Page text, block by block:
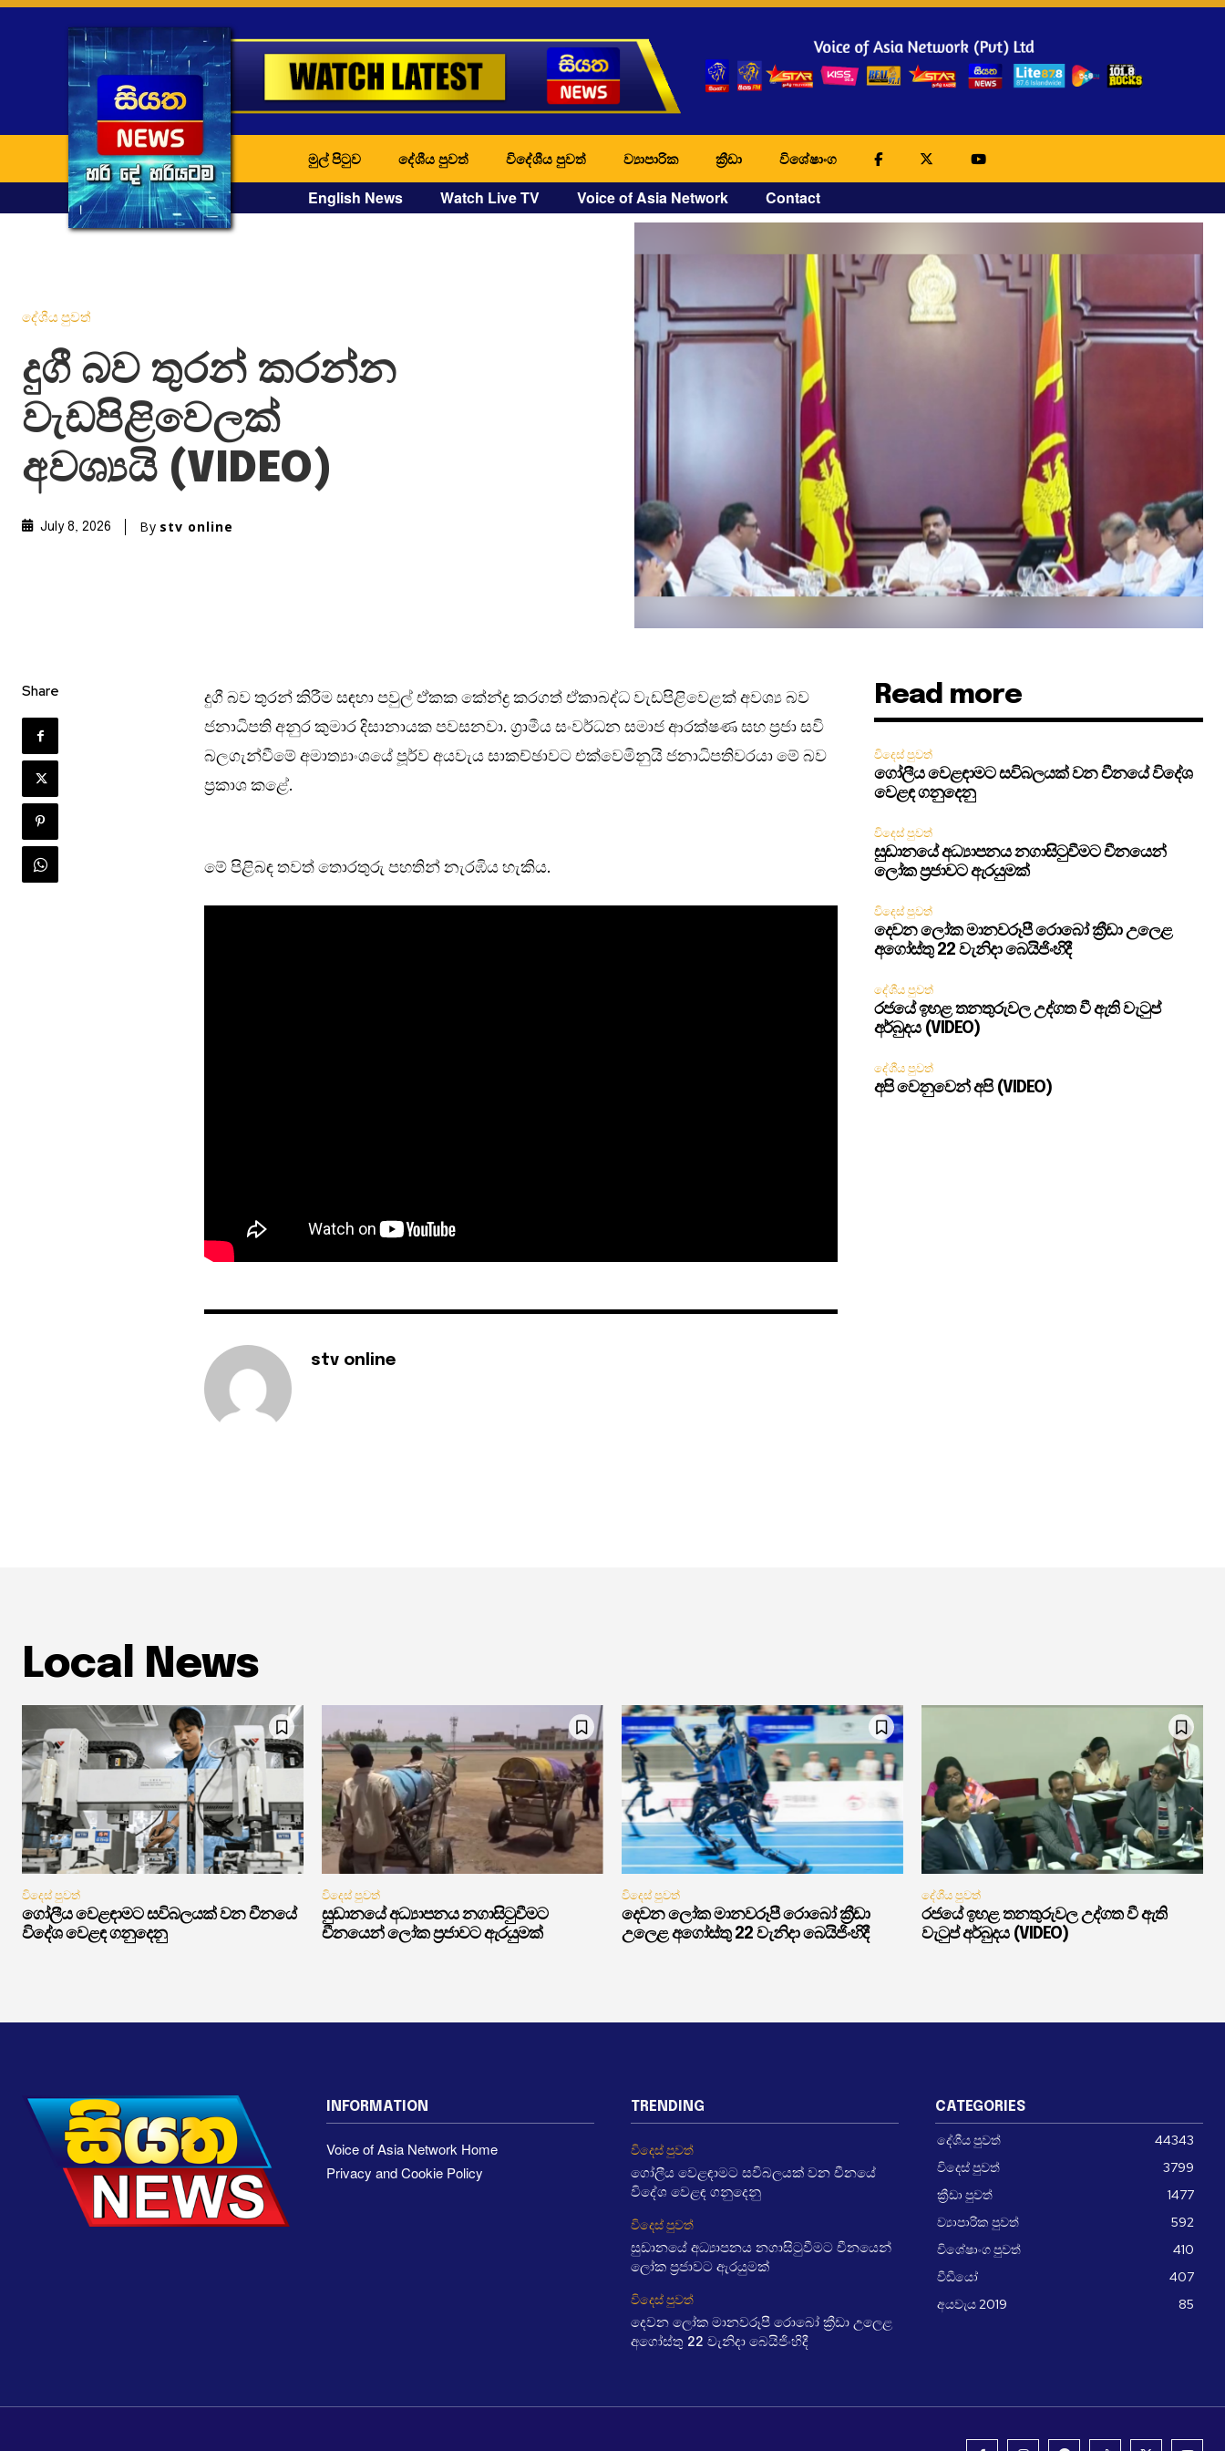
මුල් පිටුව දේශීය පුවත් විදේශීය පුවත් ව්‍යාපාරික ක්‍රීඩා විශේෂාංග
English News Watch Live TV Voice of Asia Network Contact
දේශීය පුවත්
දුගී බව තුරන් කරන්න
වැඩපිළිවෙලක්
අවශ්‍යයි (VIDEO)
July 8, 2026 By stv online
Share
දුගී බව තුරන් කිරීම සඳහා පවුල් ඒකක කේන්ද්‍ර කරගත් ඒකාබද්ධ වැඩපිළිවෙළක් අවශ්‍ය බව
ජනාධිපති අනුර කුමාර දිසානායක පවසනවා. ග්‍රාමීය සංවර්ධන සමාජ ආරක්ෂණ සහ ප්‍රජා සවි
බලගැන්වීමේ අමාත්‍යාංශයේ පූර්ව අයවැය සාකච්ඡාවට එක්වෙමිනුයි ජනාධිපතිවරයා මේ බව
ප්‍රකාශ කළේ.
මේ පිළිබඳ තවත් තොරතුරු පහතින් නැරඹිය හැකිය.
stv online
Read more
විදෙස් පුවත්
ගෝලීය වෙළඳාමට සවිබලයක් වන චීනයේ විදේශ
වෙළඳ ගනුදෙනු
විදෙස් පුවත්
සුඩානයේ අධ්‍යාපනය නගාසිටුවීමට චීනයෙන්
ලෝක ප්‍රජාවට ඇරයුමක්
විදෙස් පුවත්
දෙවන ලෝක මානවරූපී රොබෝ ක්‍රීඩා උලෙළ
අගෝස්තු 22 වැනිදා බෙයිජිංහිදී
දේශීය පුවත්
රජයේ ඉහළ තනතුරුවල උද්ගත වී ඇති වැටුප්
අර්බුදය (VIDEO)
දේශීය පුවත්
අපි වෙනුවෙන් අපි (VIDEO)
Local News
විදෙස් පුවත්
ගෝලීය වෙළඳාමට සවිබලයක් වන චීනයේ
විදේශ වෙළඳ ගනුදෙනු
විදෙස් පුවත්
සුඩානයේ අධ්‍යාපනය නගාසිටුවීමට
චීනයෙන් ලෝක ප්‍රජාවට ඇරයුමක්
විදෙස් පුවත්
දෙවන ලෝක මානවරූපී රොබෝ ක්‍රීඩා
උලෙළ අගෝස්තු 22 වැනිදා බෙයිජිංහිදී
දේශීය පුවත්
රජයේ ඉහළ තනතුරුවල උද්ගත වී ඇති
වැටුප් අර්බුදය (VIDEO)
INFORMATION
Voice of Asia Network Home
Privacy and Cookie Policy
TRENDING
විදෙස් පුවත්
ගෝලීය වෙළඳාමට සවිබලයක් වන චීනයේ
විදේශ වෙළඳ ගනුදෙනු
විදෙස් පුවත්
සුඩානයේ අධ්‍යාපනය නගාසිටුවීමට චීනයෙන්
ලෝක ප්‍රජාවට ඇරයුමක්
විදෙස් පුවත්
දෙවන ලෝක මානවරූපී රොබෝ ක්‍රීඩා උලෙළ
අගෝස්තු 22 වැනිදා බෙයිජිංහිදී
CATEGORIES
දේශීය පුවත්
44343
විදෙස් පුවත්
3799
ක්‍රීඩා පුවත්
1477
ව්‍යාපාරික පුවත්
592
විශේෂාංග පුවත්
410
වීඩීයෝ
407
අයවැය 2019
85